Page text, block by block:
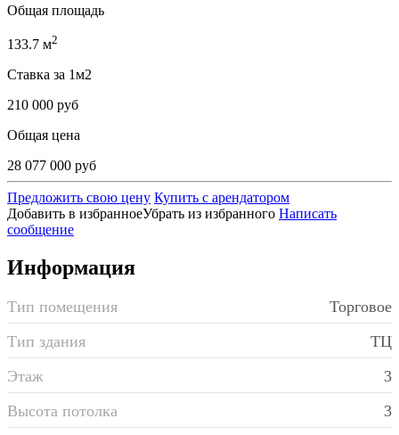
Общая площадь
133.7 м2
Ставка за 1м2
210 000 руб
Общая цена
28 077 000 руб
Предложить свою цену Купить с арендатором
Добавить в избранноеУбрать из избранного Написать
сообщение
Информация
Тип помещения
Торговое
Тип здания
ТЦ
Этаж
3
Высота потолка
3